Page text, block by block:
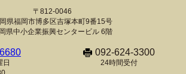
〒812-0046
県福岡市博多区吉塚本町9番15号
県中小企業振興センタービル 6階
日
092-624-3300
24時間受付